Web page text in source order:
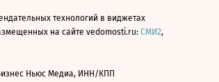
технологий в виджетах
на сайте vedomosti.ru: СМИ2,
Ньюс Медиа, ИНН/КПП